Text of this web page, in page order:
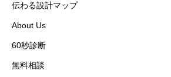
伝わる設計マップ
About Us
60秒診断
無料相談